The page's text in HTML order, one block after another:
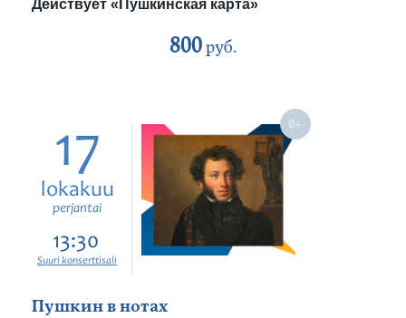
Действует «Пушкинская карта»
800руб.
17
lokakuu
perjantai
13:30
Suuri konserttisali
Пушкин в нотах